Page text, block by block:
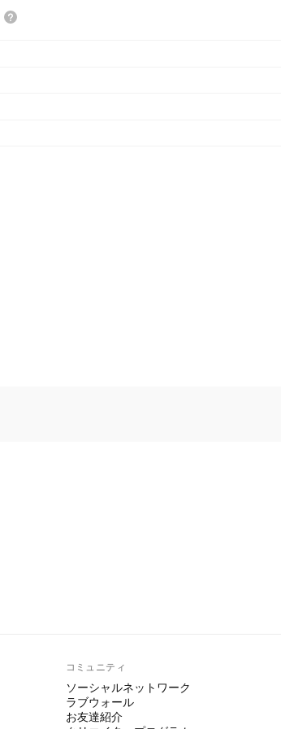
コミュニティ
ソーシャルネットワーク
ラブウォール
お友達紹介